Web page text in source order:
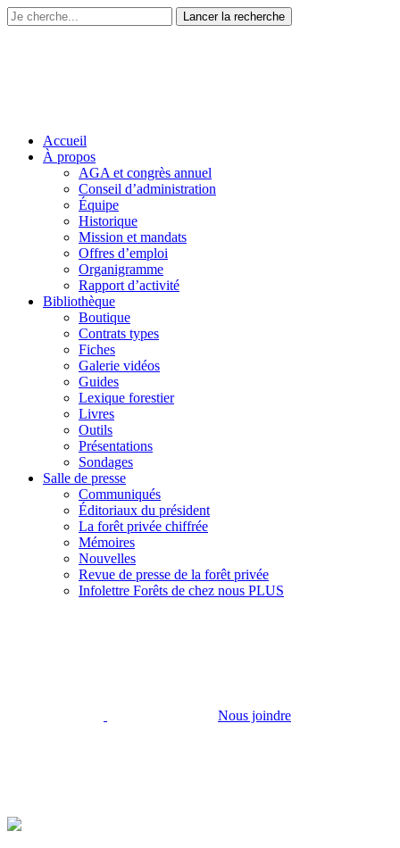
Accueil
À propos
AGA et congrès annuel
Conseil d’administration
Équipe
Historique
Mission et mandats
Offres d’emploi
Organigramme
Rapport d’activité
Bibliothèque
Boutique
Contrats types
Fiches
Galerie vidéos
Guides
Lexique forestier
Livres
Outils
Présentations
Sondages
Salle de presse
Communiqués
Éditoriaux du président
La forêt privée chiffrée
Mémoires
Nouvelles
Revue de presse de la forêt privée
Infolettre Forêts de chez nous PLUS
Nous joindre